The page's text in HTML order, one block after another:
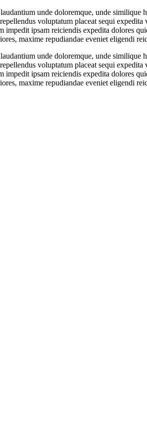
unde doloremque, unde similique
voluptatum placeat sequi
impedit ipsam reiciendis expedita dolores
maxime repudiandae eveniet eligendi
unde doloremque, unde similique
voluptatum placeat sequi
impedit ipsam reiciendis expedita dolores
maxime repudiandae eveniet eligendi